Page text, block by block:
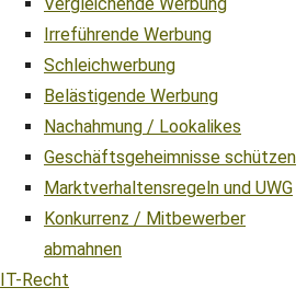
Irreführende Werbung
Schleichwerbung
Belästigende Werbung
Nachahmung / Lookalikes
Geschäftsgeheimnisse schützen
Marktverhaltensregeln und UWG
Konkurrenz / Mitbewerber
abmahnen
IT-Recht